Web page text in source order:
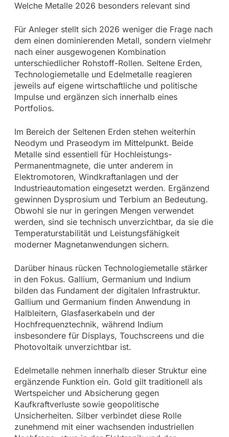
Welche Metalle 2026 besonders relevant sind
Für Anleger stellt sich 2026 weniger die Frage nach
dem einen dominierenden Metall, sondern vielmehr
nach einer ausgewogenen Kombination
unterschiedlicher Rohstoff-Rollen. Seltene Erden,
Technologiemetalle und Edelmetalle reagieren
jeweils auf eigene wirtschaftliche und politische
Impulse und ergänzen sich innerhalb eines
Portfolios.
Im Bereich der Seltenen Erden stehen weiterhin
Neodym und Praseodym im Mittelpunkt. Beide
Metalle sind essentiell für Hochleistungs-
Permanentmagnete, die unter anderem in
Elektromotoren, Windkraftanlagen und der
Industrieautomation eingesetzt werden. Ergänzend
gewinnen Dysprosium und Terbium an Bedeutung.
Obwohl sie nur in geringen Mengen verwendet
werden, sind sie technisch unverzichtbar, da sie die
Temperaturstabilität und Leistungsfähigkeit
moderner Magnetanwendungen sichern.
Darüber hinaus rücken Technologiemetalle stärker
in den Fokus. Gallium, Germanium und Indium
bilden das Fundament der digitalen Infrastruktur.
Gallium und Germanium finden Anwendung in
Halbleitern, Glasfaserkabeln und der
Hochfrequenztechnik, während Indium
insbesondere für Displays, Touchscreens und die
Photovoltaik unverzichtbar ist.
Edelmetalle nehmen innerhalb dieser Struktur eine
ergänzende Funktion ein. Gold gilt traditionell als
Wertspeicher und Absicherung gegen
Kaufkraftverluste sowie geopolitische
Unsicherheiten. Silber verbindet diese Rolle
zunehmend mit einer wachsenden industriellen